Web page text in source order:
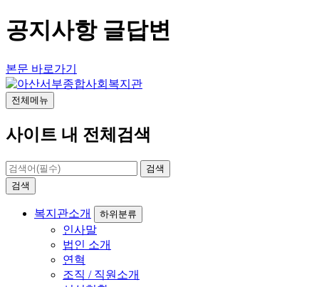
공지사항 글답변
본문 바로가기
전체메뉴
사이트 내 전체검색
검색
검색
복지관소개 하위분류
인사말
법인 소개
연혁
조직 / 직원소개